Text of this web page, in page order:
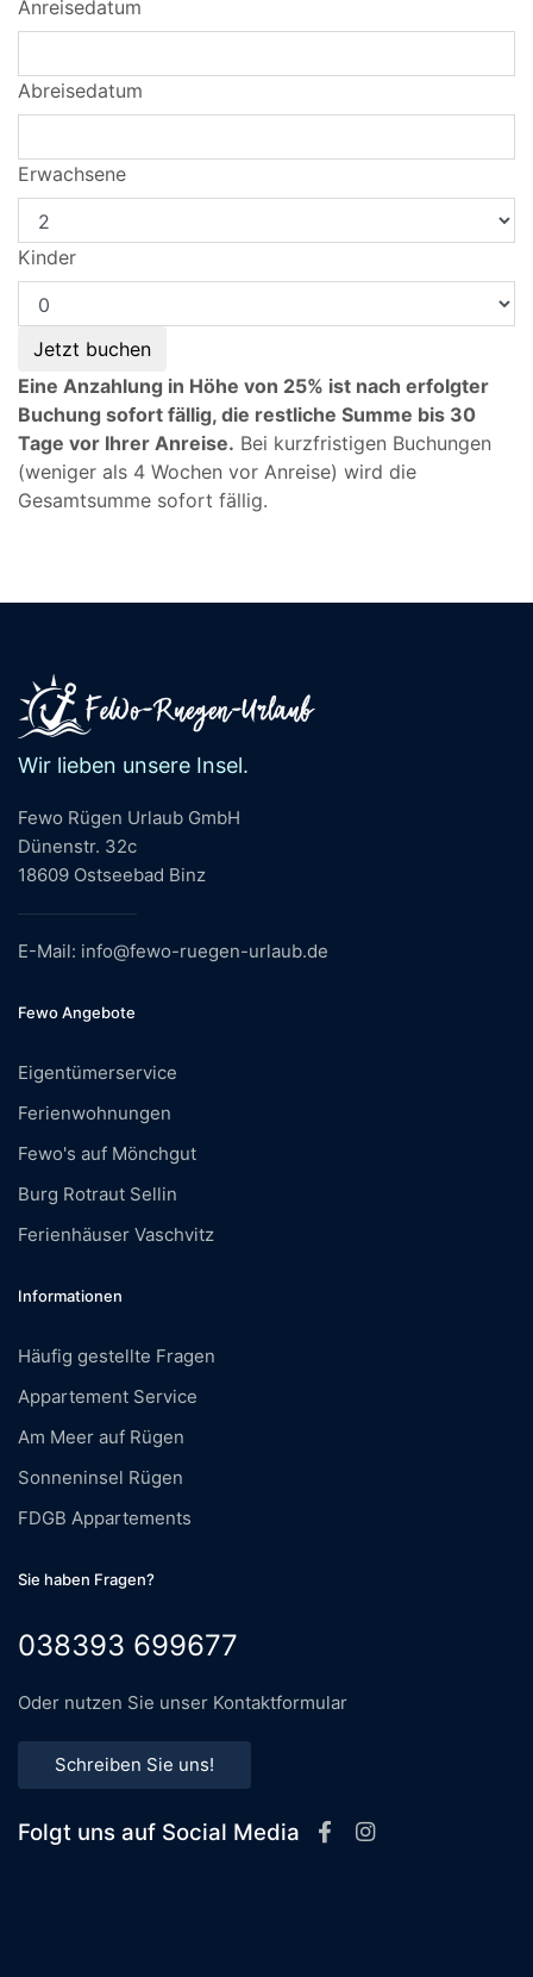
Anreisedatum
Abreisedatum
Erwachsene
Kinder
Eine Anzahlung in Höhe von 25% ist nach erfolgter
Buchung sofort fällig, die restliche Summe bis 30
Tage vor Ihrer Anreise. Bei kurzfristigen Buchungen
(weniger als 4 Wochen vor Anreise) wird die
Gesamtsumme sofort fällig.
Wir lieben unsere Insel.
Fewo Rügen Urlaub GmbH
Dünenstr. 32c
18609 Ostseebad Binz
E-Mail: info@fewo-ruegen-urlaub.de
Fewo Angebote
Eigentümerservice
Ferienwohnungen
Fewo's auf Mönchgut
Burg Rotraut Sellin
Ferienhäuser Vaschvitz
Informationen
Häufig gestellte Fragen
Appartement Service
Am Meer auf Rügen
Sonneninsel Rügen
FDGB Appartements
Sie haben Fragen?
038393 699677
Oder nutzen Sie unser Kontaktformular
Schreiben Sie uns!
Folgt uns auf Social Media